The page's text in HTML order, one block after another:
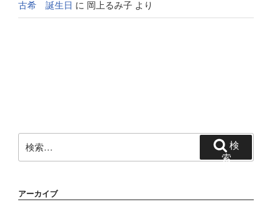
古希 誕生日 に 岡上るみ子 より
索:
索
アーカイブ